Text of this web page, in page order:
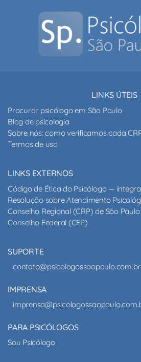
LINKS ÚTEIS
Procurar psicólogo em São Paulo
Blog de psicologia
Sobre nós: como verificamos cada
Termos de uso
LINKS EXTERNOS
Código de Ética do Psicólogo —
Resolução sobre Atendimento
Conselho Regional (CRP) de São Paulo
Conselho Federal (CFP)
SUPORTE
contato@psicologossaopaulo.com.br
IMPRENSA
PARA PSICÓLOGOS
Sou Psicólogo